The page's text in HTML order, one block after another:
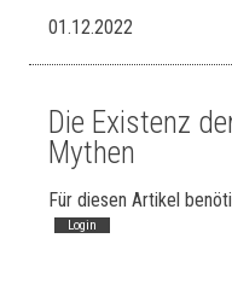
01.12.2022
Die Existenz
Mythen
Für diesen Artikel
Login